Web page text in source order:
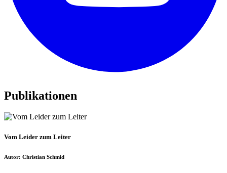
Publikationen
Vom Leider zum Leiter
Autor: Christian Schmid